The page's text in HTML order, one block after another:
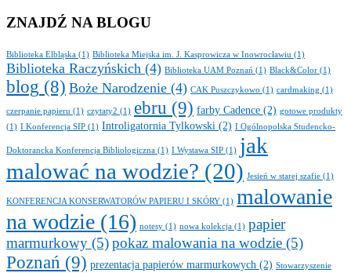
ZNAJDŹ NA BLOGU
Biblioteka Elbląska (1) Biblioteka Miejska im. J. Kasprowicza w Inowrocławiu (1)
Biblioteka Raczyńskich (4) Biblioteka UAM Poznań (1) Black&Color (1)
blog (8) Boże Narodzenie (4) CAK Puszczykowo (1) cardmaking (1)
czerpanie papieru (1) czytaty2 (1) ebru (9) farby Cadence (2) gotowe produkty
(1) I Konferencja SIP (1) Introligatornia Tylkowski (2) I Ogólnopolska Studencko-
Doktorancka Konferencja Bibliologiczna (1) I Wystawa SIP (1) jak
malować na wodzie? (20) Jesień w starej szafie (1)
KONFERENCJA KONSERWATORÓW PAPIERU I SKÓRY (1) malowanie
na wodzie (16) notesy (1) nowa kolekcja (1) papier
marmurkowy (5)pokaz malowania na wodzie (5)
Poznań (9) prezentacja papierów marmurkowych (2) Stowarzyszenie